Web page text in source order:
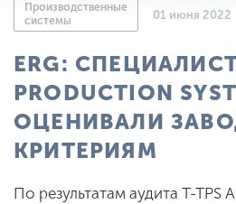
Производственные
системы
01 июня 2022
ERG:
PRODUCTION
ОЦЕНИВАЛИ
КРИТЕРИЯМ
По результатам аудита T-TPS